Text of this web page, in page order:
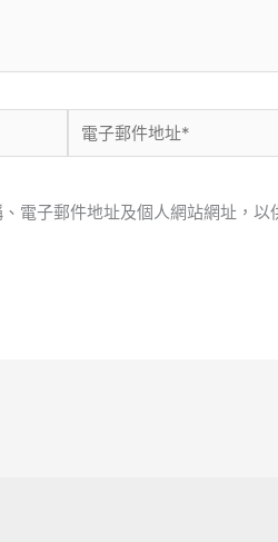
子
件
電子郵件地址及個人網站網址，以